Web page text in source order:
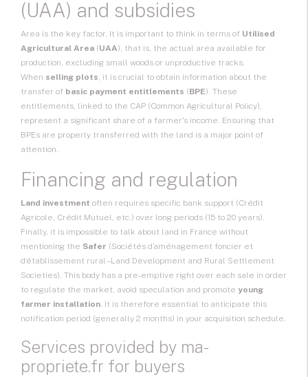
(UAA) and subsidies
Area is the key factor. It is important to think in terms of Utilised
Agricultural Area (UAA), that is, the actual area available for
production, excluding small woods or unproductive tracks.
When selling plots, it is crucial to obtain information about the
transfer of basic payment entitlements (BPE). These
entitlements, linked to the CAP (Common Agricultural Policy),
represent a significant share of a farmer's income. Ensuring that
BPEs are properly transferred with the land is a major point of
attention.
Financing and regulation
Land investment often requires specific bank support (Crédit
Agricole, Crédit Mutuel, etc.) over long periods (15 to 20 years).
Finally, it is impossible to talk about land in France without
mentioning the Safer (Sociétés d’aménagement foncier et
d’établissement rural – Land Development and Rural Settlement
Societies). This body has a pre-emptive right over each sale in order
to regulate the market, avoid speculation and promote young
farmer installation. It is therefore essential to anticipate this
notification period (generally 2 months) in your acquisition schedule.
Services provided by ma-
propriete.fr for buyers